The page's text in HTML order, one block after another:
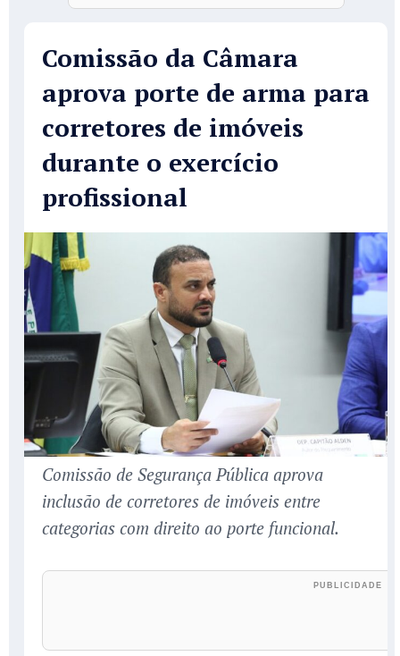
Comissão da Câmara
aprova porte de arma para
corretores de imóveis
durante o exercício
profissional
Comissão de Segurança Pública aprova
inclusão de corretores de imóveis entre
categorias com direito ao porte funcional.